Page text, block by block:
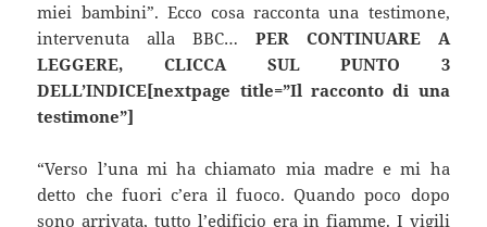
miei bambini”. Ecco cosa racconta una testimone,
intervenuta alla BBC… PER CONTINUARE A
LEGGERE, CLICCA SUL PUNTO 3
DELL’INDICE[nextpage title=”Il racconto di una
testimone”]
“Verso l’una mi ha chiamato mia madre e mi ha
detto che fuori c’era il fuoco. Quando poco dopo
sono arrivata, tutto l’edificio era in fiamme. I vigili